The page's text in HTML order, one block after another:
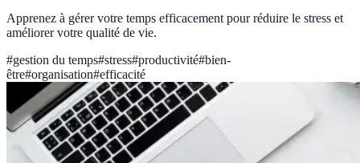
Apprenez à gérer votre temps efficacement pour réduire le stress et
améliorer votre qualité de vie.
#gestion du temps#stress#productivité#bien-
être#organisation#efficacité